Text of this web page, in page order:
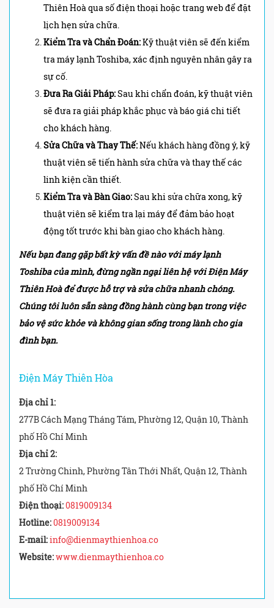
Thiên Hoà qua số điện thoại hoặc trang web để đặt
lịch hẹn sửa chữa.
Kiểm Tra và Chẩn Đoán:Kỹ thuật viên sẽ đến kiểm
tra máy lạnh Toshiba, xác định nguyên nhân gây ra
sự cố.
Đưa Ra Giải Pháp:Sau khi chẩn đoán, kỹ thuật viên
sẽ đưa ra giải pháp khắc phục và báo giá chi tiết
cho khách hàng.
Sửa Chữa và Thay Thế:Nếu khách hàng đồng ý, kỹ
thuật viên sẽ tiến hành sửa chữa và thay thế các
linh kiện cần thiết.
Kiểm Tra và Bàn Giao:Sau khi sửa chữa xong, kỹ
thuật viên sẽ kiểm tra lại máy để đảm bảo hoạt
động tốt trước khi bàn giao cho khách hàng.
Nếu bạn đang gặp bất kỳ vấn đề nào với máy lạnh
Toshiba của mình, đừng ngần ngại liên hệ với Điện Máy
Thiên Hoà để được hỗ trợ và sửa chữa nhanh chóng.
Chúng tôi luôn sẵn sàng đồng hành cùng bạn trong việc
bảo vệ sức khỏe và không gian sống trong lành cho gia
đình bạn.
Điện Máy Thiên Hòa
Địa chỉ 1:
277B Cách Mạng Tháng Tám, Phường 12, Quận 10, Thành
phố Hồ Chí Minh
Địa chỉ 2:
2 Trường Chinh, Phường Tân Thới Nhất, Quận 12, Thành
phố Hồ Chí Minh
Điện thoại:0819009134
Hotline:0819009134
E-mail:info@dienmaythienhoa.co
Website:www.dienmaythienhoa.co